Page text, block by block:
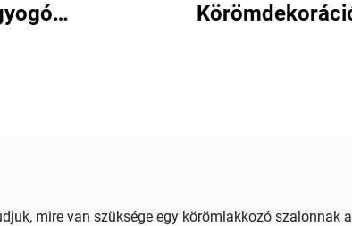
mire van szüksége egy körömlakkozó